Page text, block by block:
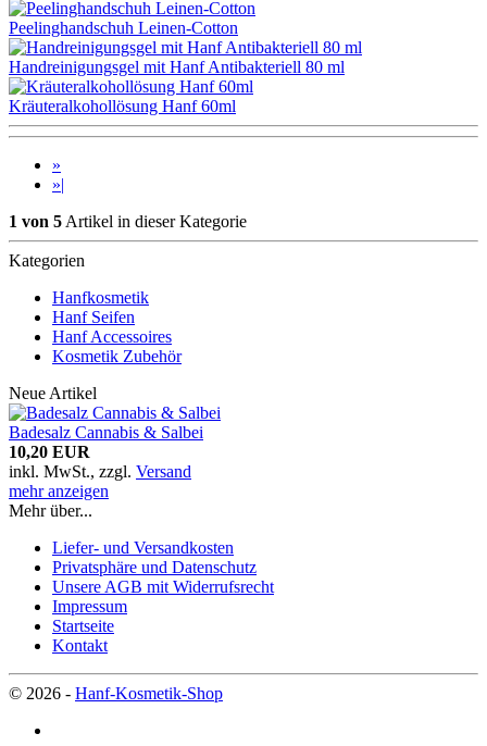
Peelinghandschuh Leinen-Cotton
Handreinigungsgel mit Hanf Antibakteriell 80 ml
Kräuteralkohollösung Hanf 60ml
»
»|
1 von 5 Artikel in dieser Kategorie
Kategorien
Hanfkosmetik
Hanf Seifen
Hanf Accessoires
Kosmetik Zubehör
Neue Artikel
Badesalz Cannabis & Salbei
10,20 EUR
inkl. MwSt., zzgl. Versand
mehr anzeigen
Mehr über...
Liefer- und Versandkosten
Privatsphäre und Datenschutz
Unsere AGB mit Widerrufsrecht
Impressum
Startseite
Kontakt
© 2026 - Hanf-Kosmetik-Shop